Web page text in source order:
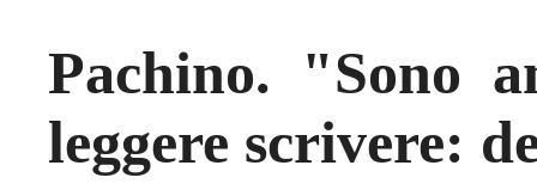
Pachino. "Sono
leggere scrivere: